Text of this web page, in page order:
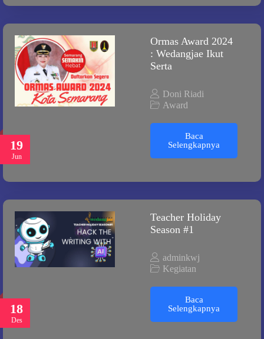
19
Jun
Ormas Award 2024
: Wedangjae Ikut
Serta
Doni Riadi
Award
Baca
Selengkapnya
18
Des
Teacher Holiday
Season #1
adminkwj
Kegiatan
Baca
Selengkapnya